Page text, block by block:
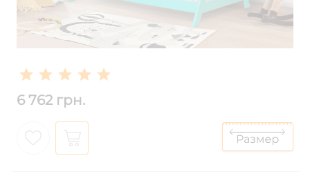
6 762 грн.